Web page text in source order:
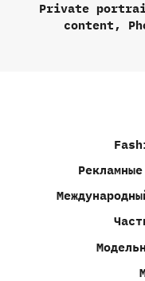
Private
content ,